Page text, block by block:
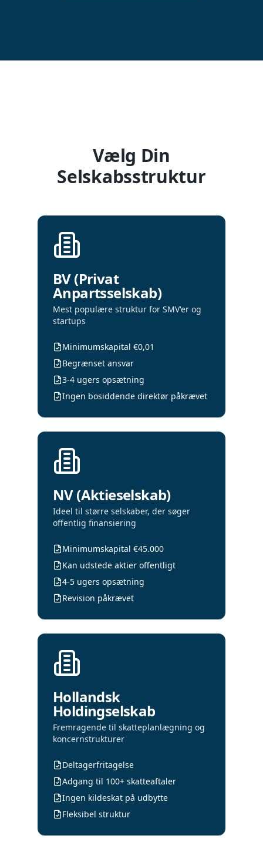
Vælg Din
Selskabsstruktur
BV (Privat
Anpartsselskab)
Mest populære struktur for SMV'er og
startups
Minimumskapital €0,01
Begrænset ansvar
3-4 ugers opsætning
Ingen bosiddende direktør påkrævet
NV (Aktieselskab)
Ideel til større selskaber, der søger
offentlig finansiering
Minimumskapital €45.000
Kan udstede aktier offentligt
4-5 ugers opsætning
Revision påkrævet
Hollandsk
Holdingselskab
Fremragende til skatteplanlægning og
koncernstrukturer
Deltagerfritagelse
Adgang til 100+ skatteaftaler
Ingen kildeskat på udbytte
Fleksibel struktur